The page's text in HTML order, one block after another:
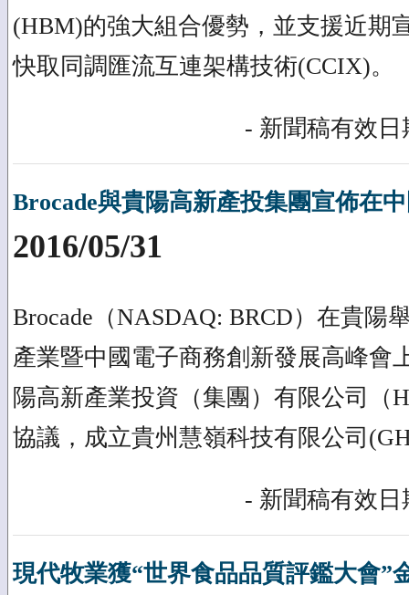
(HBM)的強大組合優勢，並支援近期
快取同調匯流互連架構技術(CCIX)。
- 新聞稿有效日
Brocade與貴陽高新產投集團宣佈在
2016/05/31
Brocade（NASDAQ: BRCD）在貴陽
產業暨中國電子商務創新發展高峰會
陽高新產業投資（集團）有限公司（
協議，成立貴州慧嶺科技有限公司
- 新聞稿有效日
現代牧業獲“世界食品品質評鑑大會”